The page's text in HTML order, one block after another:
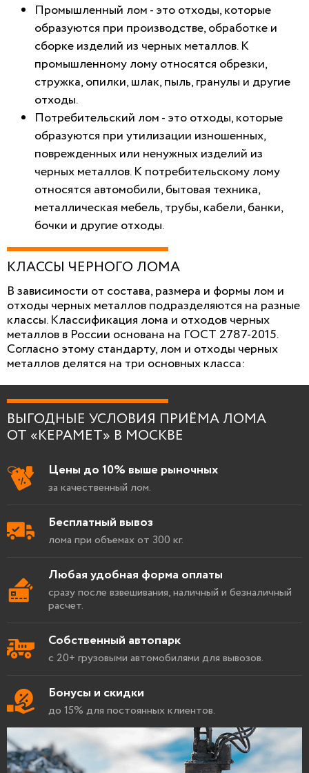
Промышленный лом - это отходы, которые
образуются при производстве, обработке и
сборке изделий из черных металлов. К
промышленному лому относятся обрезки,
стружка, опилки, шлак, пыль, гранулы и другие
отходы.
Потребительский лом - это отходы, которые
образуются при утилизации изношенных,
поврежденных или ненужных изделий из
черных металлов. К потребительскому лому
относятся автомобили, бытовая техника,
металлическая мебель, трубы, кабели, банки,
бочки и другие отходы.
КЛАССЫ ЧЕРНОГО ЛОМА
В зависимости от состава, размера и формы лом и
отходы черных металлов подразделяются на разные
классы. Классификация лома и отходов черных
металлов в России основана на ГОСТ 2787-2015.
Согласно этому стандарту, лом и отходы черных
металлов делятся на три основных класса:
ВЫГОДНЫЕ УСЛОВИЯ ПРИЁМА ЛОМА
ОТ «КЕРАМЕТ» В МОСКВЕ
Цены до 10% выше рыночных
за качественный лом.
Бесплатный вывоз
лома при объемах от 300 кг.
Любая удобная форма оплаты
сразу после взвешивания, наличный и безналичный
расчет.
Собственный автопарк
с 20+ грузовыми автомобилями для вывозов.
Бонусы и скидки
до 15% для постоянных клиентов.